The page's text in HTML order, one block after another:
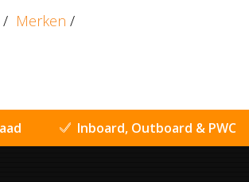
/ Merken /
Inboard, Outboard & PWC